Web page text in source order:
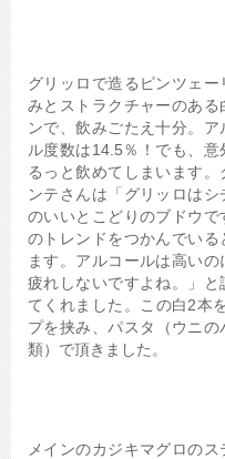
グリッロで造るピンツェー
みとストラクチャーのある
ンで、飲みごたえ十分。ア
ル度数は14.5％！でも、意
るっと飲めてしまいます。
ンテさんは「グリッロはシ
のいいとこどりのブドウで
のトレンドをつかんでいる
ます。アルコールは高いの
疲れしないですよね。」と
てくれました。この白2本
プを挟み、パスタ（ウニ
類）で頂きました。
メインのカジキマグロのス